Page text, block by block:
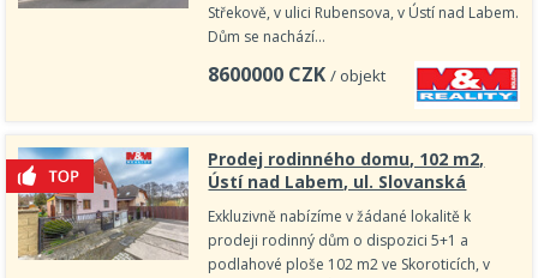
Střekově, v ulici Rubensova, v Ústí nad Labem.
Dům se nachází…
8600000 CZK / objekt
Prodej rodinného domu, 102 m2,
Ústí nad Labem, ul. Slovanská
Exkluzivně nabízíme v žádané lokalitě k
prodeji rodinný dům o dispozici 5+1 a
podlahové ploše 102 m2 ve Skoroticích, v